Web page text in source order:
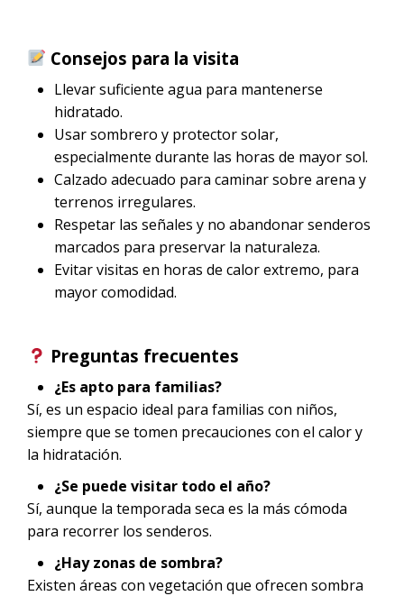
Consejos para la visita
Llevar suficiente agua para mantenerse
hidratado.
Usar sombrero y protector solar,
especialmente durante las horas de mayor sol.
Calzado adecuado para caminar sobre arena y
terrenos irregulares.
Respetar las señales y no abandonar senderos
marcados para preservar la naturaleza.
Evitar visitas en horas de calor extremo, para
mayor comodidad.
Preguntas frecuentes
¿Es apto para familias?
Sí, es un espacio ideal para familias con niños,
siempre que se tomen precauciones con el calor y
la hidratación.
¿Se puede visitar todo el año?
Sí, aunque la temporada seca es la más cómoda
para recorrer los senderos.
¿Hay zonas de sombra?
Existen áreas con vegetación que ofrecen sombra